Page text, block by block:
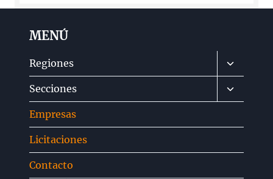
MENÚ
Regiones
Alternar
menú
hijo
Secciones
Alternar
menú
Empresas
Licitaciones
Contacto